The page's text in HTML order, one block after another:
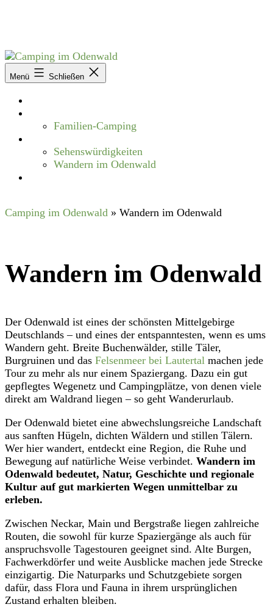
Camping
imMenü Schließen
Familien-Camping
Sehenswürdigkeiten
Wandern im Odenwald
Camping im Odenwald » Wandern im Odenwald
Wandern im Odenwald
Der Odenwald ist eines der schönsten Mittelgebirge
Deutschlands – und eines der entspanntesten, wenn es ums
Wandern geht. Breite Buchenwälder, stille Täler,
Burgruinen und das Felsenmeer bei Lautertal machen jede
Tour zu mehr als nur einem Spaziergang. Dazu ein gut
gepflegtes Wegenetz und Campingplätze, von denen viele
direkt am Waldrand liegen – so geht Wanderurlaub.
Der Odenwald bietet eine abwechslungsreiche Landschaft
aus sanften Hügeln, dichten Wäldern und stillen Tälern.
Wer hier wandert, entdeckt eine Region, die Ruhe und
Bewegung auf natürliche Weise verbindet. Wandern im
Odenwald bedeutet, Natur, Geschichte und regionale
Kultur auf gut markierten Wegen unmittelbar zu
erleben.
Zwischen Neckar, Main und Bergstraße liegen zahlreiche
Routen, die sowohl für kurze Spaziergänge als auch für
anspruchsvolle Tagestouren geeignet sind. Alte Burgen,
Fachwerkdörfer und weite Ausblicke machen jede Strecke
einzigartig. Die Naturparks und Schutzgebiete sorgen
dafür, dass Flora und Fauna in ihrem ursprünglichen
Zustand erhalten bleiben.